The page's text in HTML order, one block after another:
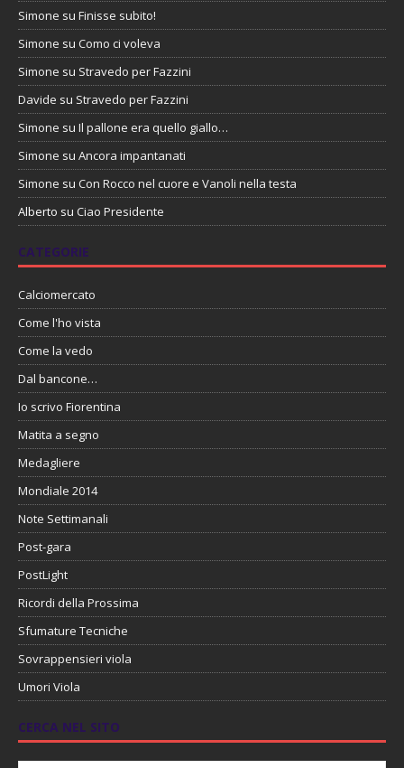
Simone su Finisse subito!
Simone su Como ci voleva
Simone su Stravedo per Fazzini
Davide su Stravedo per Fazzini
Simone su Il pallone era quello giallo…
Simone su Ancora impantanati
Simone su Con Rocco nel cuore e Vanoli nella testa
Alberto su Ciao Presidente
CATEGORIE
Calciomercato
Come l'ho vista
Come la vedo
Dal bancone…
Io scrivo Fiorentina
Matita a segno
Medagliere
Mondiale 2014
Note Settimanali
Post-gara
PostLight
Ricordi della Prossima
Sfumature Tecniche
Sovrappensieri viola
Umori Viola
CERCA NEL SITO